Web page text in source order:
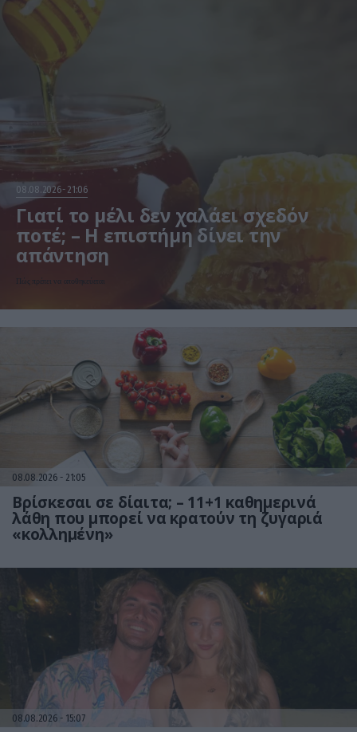
08.08.2026 21:06
Γιατί το μέλι δεν χαλάει σχεδόν
ποτέ; – Η επιστήμη δίνει την
απάντηση
Πώς πρέπει να αποθηκεύεται
08.08.2026 21:05
Βρίσκεσαι σε δίαιτα; – 11+1 καθημερινά
λάθη που μπορεί να κρατούν τη ζυγαριά
«κολλημένη»
08.08.2026 15:07